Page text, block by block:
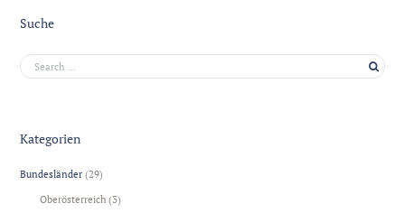
Suche
Kategorien
Bundesländer (29)
Oberösterreich (3)